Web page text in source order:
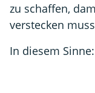
zu schaffen,
verstecken
In diesem